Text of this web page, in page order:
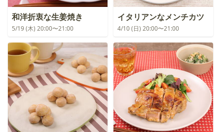
和洋折衷な生姜焼き
5/19 (木) 20:00〜21:00
イタリアンなメンチカツ
4/10 (日) 20:00〜21:00